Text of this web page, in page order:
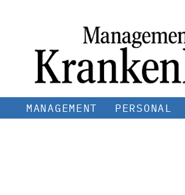
MANAGEMENT PERSONAL